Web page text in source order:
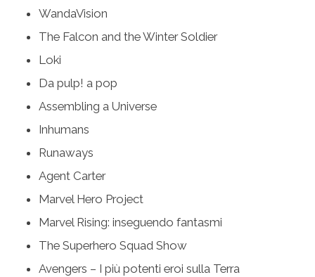
WandaVision
The Falcon and the Winter Soldier
Loki
Da pulp! a pop
Assembling a Universe
Inhumans
Runaways
Agent Carter
Marvel Hero Project
Marvel Rising: inseguendo fantasmi
The Superhero Squad Show
Avengers – I più potenti eroi sulla Terra